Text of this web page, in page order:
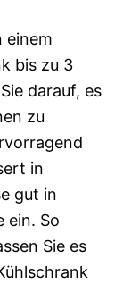
einem
bis zu 3
darauf, es
zu
in
gut in
ein. So
Sie es